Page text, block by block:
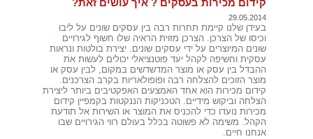
קידום מכירות בעסקים ? איך עושים זאת?
29.05.2014
בעידן שלנו קיימת תחרות רבה בין עסקים שונים על ליבו
וכיסו של הצרכן. הצרכן מזוית הראיה שלו חשוף לגירויים
שונים המיוצרים על ידי עסקים שונים. יצירת בולטות ונראות
עסקית וחשיפה לקהל יעד פוטנציאלי יכולים לעשות את
ההבדל בין עסק או מוצר המדשדשים במקום, לבין עסק או
מוצר הזוכים להצלחה רבה ופופולאריות בקרב הצרכנים.
קידום מכירות הוא אחד האמצעים האפקטיבים ביותר ליצירת
הצלחה וביקוש מידיים. הטכניקות הננקטות בקמפיין קידום
מכירות נועדו כדי להכניס את המוצר או השירות אל תודעת
הקהל. משימה לא פשוטה בכלל בעולם רווי הגירויים שבו
אנחנו חיים.